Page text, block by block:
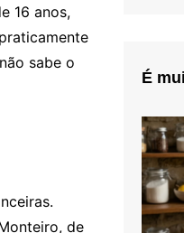
16 anos,
sabe o
de
É